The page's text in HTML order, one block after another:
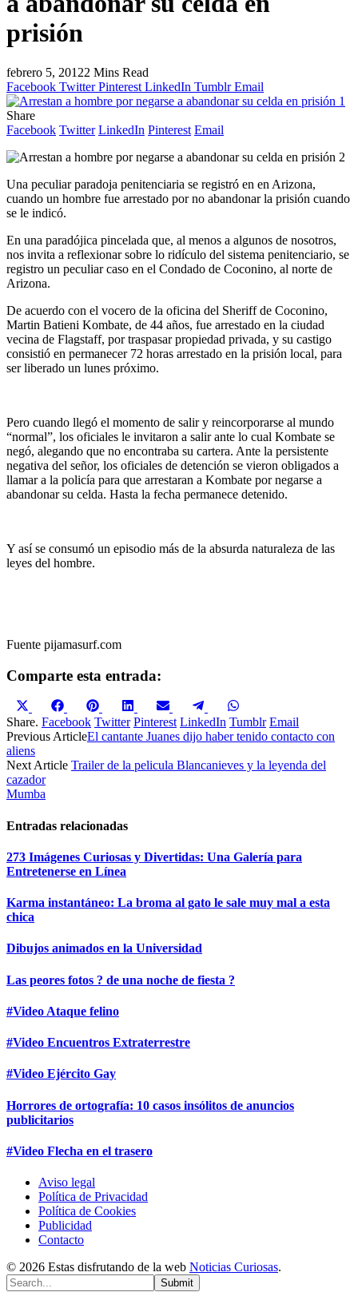
prisión
febrero 5, 20122 Mins Read
Facebook Twitter Pinterest LinkedIn Tumblr Email
Share
Facebook Twitter LinkedIn Pinterest Email
Una peculiar paradoja penitenciaria se registró en en Arizona,
cuando un hombre fue arrestado por no abandonar la prisión cuando
se le indicó.
En una paradójica pincelada que, al menos a algunos de nosotros,
nos invita a reflexionar sobre lo ridículo del sistema penitenciario, se
registro un peculiar caso en el Condado de Coconino, al norte de
Arizona.
De acuerdo con el vocero de la oficina del Sheriff de Coconino,
Martin Batieni Kombate, de 44 años, fue arrestado en la ciudad
vecina de Flagstaff, por traspasar propiedad privada, y su castigo
consistió en permanecer 72 horas arrestado en la prisión local, para
ser liberado un lunes próximo.
Pero cuando llegó el momento de salir y reincorporarse al mundo
“normal”, los oficiales le invitaron a salir ante lo cual Kombate se
negó, alegando que no encontraba su cartera. Ante la persistente
negativa del señor, los oficiales de detención se vieron obligados a
llamar a la policía para que arrestaran a Kombate por negarse a
abandonar su celda. Hasta la fecha permanece detenido.
Y así se consumó un episodio más de la absurda naturaleza de las
leyes del hombre.
Fuente pijamasurf.com
Comparte esta entrada:
Compartir
en
X
(Twitter)
Compartir
en
Facebook
Compartir
en
Pinterest
Compartir
en
LinkedIn
Compartir
en
Email
Compartir
en
Telegram
en
WhatsApp
Share. Facebook Twitter Pinterest LinkedIn Tumblr Email
Previous ArticleEl cantante Juanes dijo haber tenido contacto con
aliens
Next Article Trailer de la pelicula Blancanieves y la leyenda del
cazador
Mumba
Entradas relacionadas
273 Imágenes Curiosas y Divertidas: Una Galería para
Entretenerse en Línea
Karma instantáneo: La broma al gato le sale muy mal a esta
chica
Dibujos animados en la Universidad
Las peores fotos ? de una noche de fiesta ?
#Video Ataque felino
#Video Encuentros Extraterrestre
#Video Ejército Gay
Horrores de ortografía: 10 casos insólitos de anuncios
publicitarios
#Video Flecha en el trasero
Aviso legal
Política de Privacidad
Política de Cookies
Publicidad
Contacto
© 2026 Estas disfrutando de la web Noticias Curiosas.
Submit